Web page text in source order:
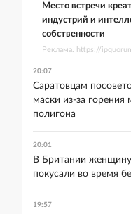
Место встречи
индустрий и
собственности
Реклама. https://
20:07
Саратовцам
маски из-за горения
полигона
20:01
В Британии
покусали во время
19:57